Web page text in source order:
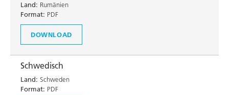
Land: Rumänien
Format: PDF
DOWNLOAD
Schwedisch
Land: Schweden
Format: PDF